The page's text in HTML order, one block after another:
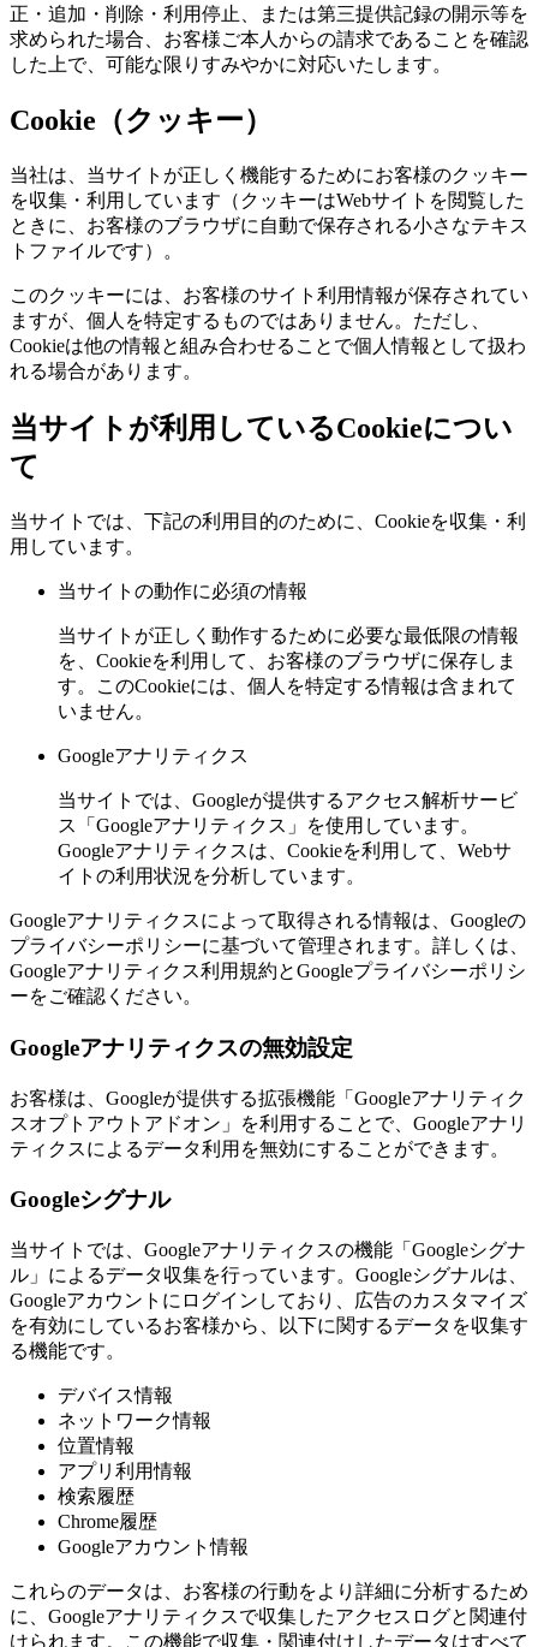
正・追加・削除・利用停止、または第三提供記録の開示等を
求められた場合、お客様ご本人からの請求であることを確認
した上で、可能な限りすみやかに対応いたします。
Cookie（クッキー）
当社は、当サイトが正しく機能するためにお客様のクッキー
を収集・利用しています（クッキーはWebサイトを閲覧した
ときに、お客様のブラウザに自動で保存される小さなテキス
トファイルです）。
このクッキーには、お客様のサイト利用情報が保存されてい
ますが、個人を特定するものではありません。ただし、
Cookieは他の情報と組み合わせることで個人情報として扱わ
れる場合があります。
当サイトが利用しているCookieについ
て
当サイトでは、下記の利用目的のために、Cookieを収集・利
用しています。
当サイトの動作に必須の情報
当サイトが正しく動作するために必要な最低限の情報
を、Cookieを利用して、お客様のブラウザに保存しま
す。このCookieには、個人を特定する情報は含まれて
いません。
Googleアナリティクス
当サイトでは、Googleが提供するアクセス解析サービ
ス「Googleアナリティクス」を使用しています。
Googleアナリティクスは、Cookieを利用して、Webサ
イトの利用状況を分析しています。
Googleアナリティクスによって取得される情報は、Googleの
プライバシーポリシーに基づいて管理されます。詳しくは、
Googleアナリティクス利用規約とGoogleプライバシーポリシ
ーをご確認ください。
Googleアナリティクスの無効設定
お客様は、Googleが提供する拡張機能「Googleアナリティク
スオプトアウトアドオン」を利用することで、Googleアナリ
ティクスによるデータ利用を無効にすることができます。
Googleシグナル
当サイトでは、Googleアナリティクスの機能「Googleシグナ
ル」によるデータ収集を行っています。Googleシグナルは、
Googleアカウントにログインしており、広告のカスタマイズ
を有効にしているお客様から、以下に関するデータを収集す
る機能です。
デバイス情報
ネットワーク情報
位置情報
アプリ利用情報
検索履歴
Chrome履歴
Googleアカウント情報
これらのデータは、お客様の行動をより詳細に分析するため
に、Googleアナリティクスで収集したアクセスログと関連付
けられます。この機能で収集・関連付けしたデータはすべて